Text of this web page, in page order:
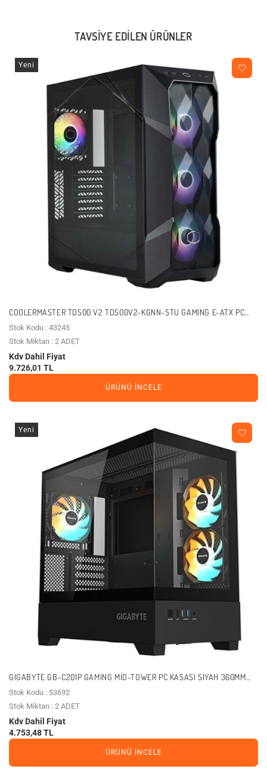
TAVSIYE EDILEN ÜRÜNLER
Yeni
COOLERMASTER TD500 V2 TD500V2-KGNN-STU GAMING E-ATX PC
KASASI
Stok Kodu : 43245
Stok Miktarı : 2 ADET
Kdv Dahil Fiyat
9.726,01 TL
ÜRÜNÜ İNCELE
Yeni
GIGABYTE GB-C201P GAMING MID-TOWER PC KASASI SIYAH 360MM
SOĞUTMA DESTEĞI
Stok Kodu : 53692
Stok Miktarı : 2 ADET
Kdv Dahil Fiyat
4.753,48 TL
ÜRÜNÜ İNCELE